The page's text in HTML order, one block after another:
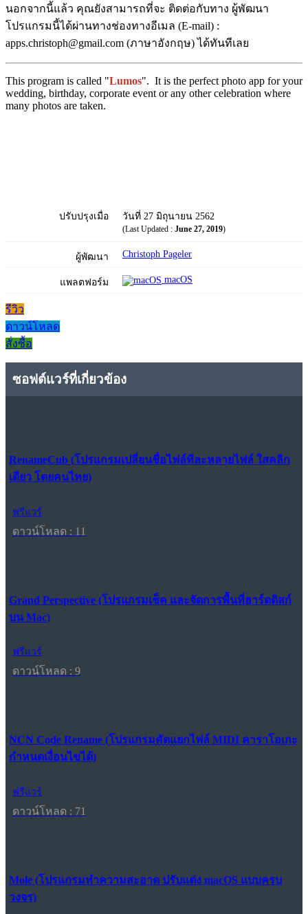
นอกจากนี้แล้ว คุณยังสามารถที่จะ ติดต่อกับทาง ผู้พัฒนา
โปรแกรมนี้ได้ผ่านทางช่องทางอีเมล (E-mail) :
apps.christoph@gmail.com (ภาษาอังกฤษ) ได้ทันทีเลย
This program is called "Lumos". It is the perfect photo app for your
wedding, birthday, corporate event or any other celebration where
many photos are taken.
ปรับปรุงเมื่อ วันที่ 27 มิถุนายน 2562
(Last Updated : June 27, 2019)
ผู้พัฒนา Christoph Pageler
แพลตฟอร์ม macOS
รีวิว
ดาวน์โหลด
สั่งซื้อ
ซอฟต์แวร์ที่เกี่ยวข้อง
RenameCub (โปรแกรมเปลี่ยนชื่อไฟล์ทีละหลายไฟล์ ใสคลิก
เดียว โดยคนไทย)
ฟรีแวร์
ดาวน์โหลด : 11
Grand Perspective (โปรแกรมเช็ค และจัดการพื้นที่ฮาร์ดดิสก์
บน Mac)
ฟรีแวร์
ดาวน์โหลด : 9
NCN Code Rename (โปรแกรมคัดแยกไฟล์ MIDI คาราโอเกะ
กำหนดเงื่อนไขได้)
ฟรีแวร์
ดาวน์โหลด : 71
Mole (โปรแกรมทำความสะอาด ปรับแต่ง macOS แบบครบ
วงจร)